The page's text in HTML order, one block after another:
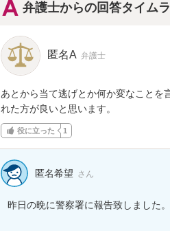
弁護士からの回答タイム
匿名A 弁護士
あとから当て逃げとか何か変なことを
れた方が良いと思います。
役に立った 1
匿名希望 さん
昨日の晩に警察署に報告致しました